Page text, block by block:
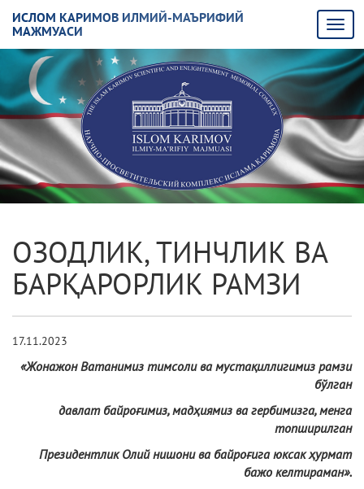
ИСЛОМ КАРИМОВ ИЛМИЙ-МАЪРИФИЙ
МАЖМУАСИ
ОЗОДЛИК, ТИНЧЛИК ВА
БАРҚАРОРЛИК РАМЗИ
17.11.2023
«Жонажон Ватанимиз тимсоли ва мустақиллигимиз рамзи
бўлган
давлат байроғимиз, мадҳиямиз ва гербимизга, менга
топширилган
Президентлик Олий нишони ва байроғига юксак ҳурмат
бажо келтираман».